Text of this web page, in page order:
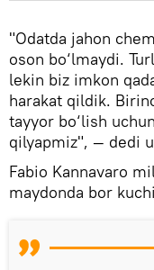
"Odatda jahon
oson bo‘lmaydi.
lekin biz imkon
harakat qildik.
tayyor bo‘lish
qilyapmiz", — dedi
Fabio Kannavaro
maydonda bor